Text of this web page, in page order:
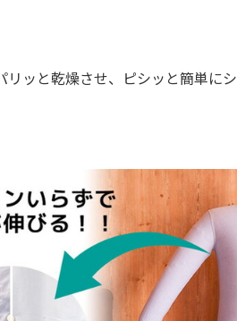
ッと乾燥させ、ピシッと簡単に